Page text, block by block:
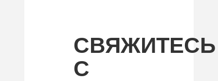
СВЯЖИТЕСЬ
С